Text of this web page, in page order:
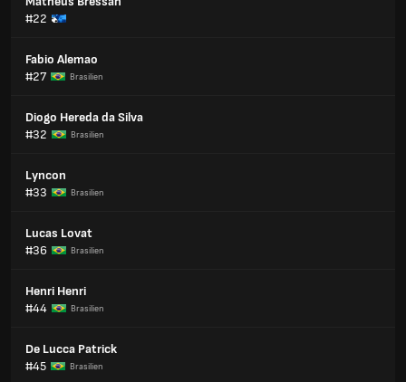
#22
Fabio Alemao
#27
Brasilien
Diogo Hereda da Silva
#32
Brasilien
Lyncon
#33
Brasilien
Lucas Lovat
#36
Brasilien
Henri Henri
#44
Brasilien
De Lucca Patrick
#45
Brasilien